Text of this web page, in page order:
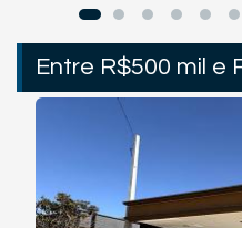
Entre R$500 mil e